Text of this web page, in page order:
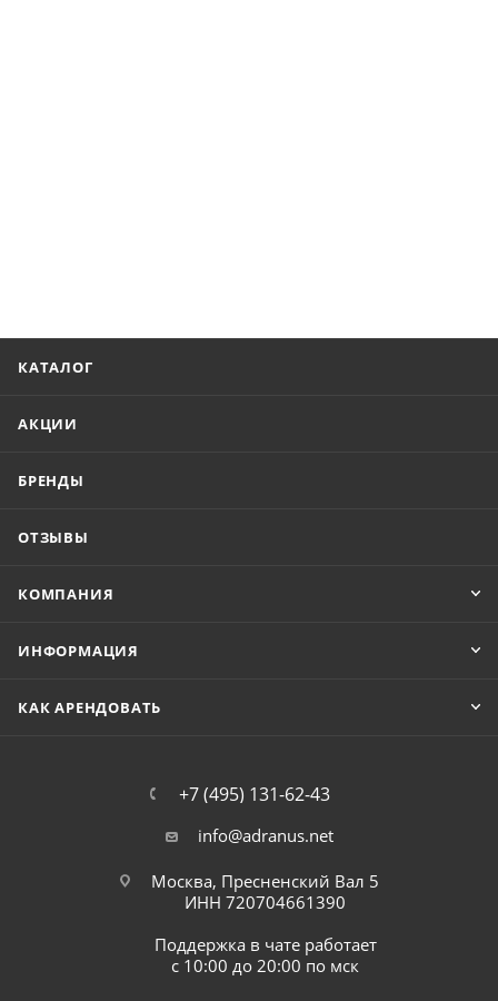
КАТАЛОГ
АКЦИИ
БРЕНДЫ
ОТЗЫВЫ
КОМПАНИЯ
ИНФОРМАЦИЯ
КАК АРЕНДОВАТЬ
+7 (495) 131-62-43
info@adranus.net
Москва, Пресненский Вал 5
ИНН 720704661390
Поддержка в чате работает
с 10:00 до 20:00 по мск